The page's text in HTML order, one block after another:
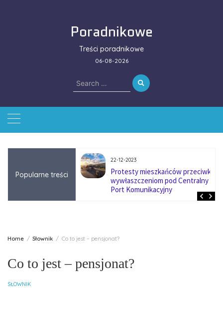
Poradnikowe
Treści poradnikowe
06-08-2026
Search
for:
Popularne treści
się na zmianę
w firmach
22-12-2023
Protesty mieszkańców przeciwko
wywłaszczeniom pod Centralny
Port Komunikacyjny
Home Słownik Co to jest – pensjonat?
Co to jest – pensjonat?
SŁOWNIK